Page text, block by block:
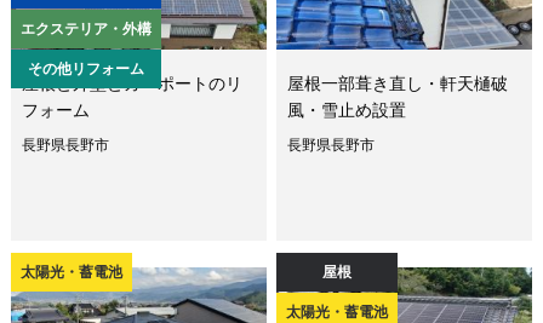
エクステリア・外構
その他リフォーム
屋根と外壁とカーポートのリ
フォーム
長野県長野市
屋根一部葺き直し・軒天樋破
風・雪止め設置
長野県長野市
太陽光・蓄電池 屋根
太陽光・蓄電池